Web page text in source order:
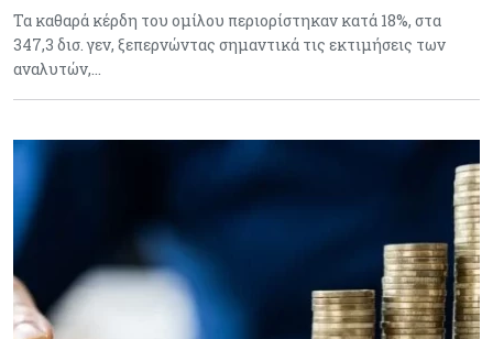
Τα καθαρά κέρδη του ομίλου περιορίστηκαν κατά 18%, στα
347,3 δισ. γεν, ξεπερνώντας σημαντικά τις εκτιμήσεις των
αναλυτών,…